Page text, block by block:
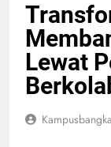
Lewat